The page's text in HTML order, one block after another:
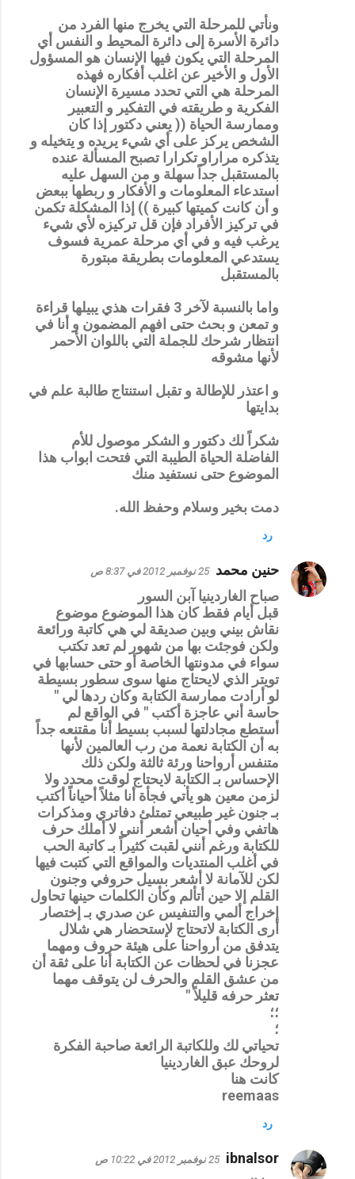
ونأتي للمرحلة التي يخرج منها الفرد من
دائرة الأسرة إلى دائرة المحيط و النفس أي
المرحلة التي يكون فيها الإنسان هو المسؤول
الأول و الأخير عن اغلب أفكاره فهذه
المرحلة هي التي تحدد مسيرة الإنسان
الفكرية و طريقته في التفكير و التعبير
وممارسة الحياة (( يعني دكتور إذا كان
الشخص يركز على أي شيء يريده و يتخيله و
يتذكره مراراو تكرارا تصبح المسألة عنده
بالمستقبل جداً سهلة و من السهل عليه
استدعاء المعلومات و الأفكار و ربطها ببعض
و أن كانت كميتها كبيرة )) إذا المشكلة تكمن
في تركيز الأفراد فإن قل تركيزه لأي شيء
يرغب فيه و في أي مرحلة عمرية فسوف
يستدعي المعلومات بطريقة مبتورة
بالمستقبل
واما بالنسبة لآخر 3 فقرات هذي يبيلها قراءة
و تمعن و بحث حتى افهم المضمون و أنا في
انتظار شرحك للجملة التي باللوان الأحمر
لأنها مشوقه
و اعتذر للإطالة و تقبل استنتاج طالبة علم في
بدايتها
شكراً لك دكتور و الشكر موصول للأم
الفاضلة الحياة الطيبة التي فتحت ابواب هذا
الموضوع حتى نستفيد منك
دمت بخير وسلام وحفظ الله.
رد
حنين محمد 25 نوفمبر 2012 في 8:37 ص
صباح الغاردينيا آبن السور
قبل أيام فقط كان هذا الموضوع موضوع
نقاش بيني وبين صديقة لي هي كاتبة ورائعة
ولكن فوجئت بها من شهور لم تعد تكتب
سواء في مدونتها الخاصة أو حتى حسابها في
تويتر الذي لايحتاج منها سوى سطور بسيطة
لو أرادت ممارسة الكتابة وكان ردها لي "
حاسة أني عاجزة أكتب " في الواقع لم
أستطع مجادلتها لسبب بسيط أنا مقتنعه جداً
به أن الكتابة نعمة من رب العالمين لأنها
متنفس أرواحنا ورئة ثالثة ولكن ذلك
الإحساس بـ الكتابة لايحتاج لوقت محدد ولا
لزمن معين هو يأتي فجأة أنا مثلاً أحياناً أكتب
بـ جنون غير طبيعي تمتلئ دفاتري ومذكرات
هاتفي وفي أحيان أشعر أنني لا أملك حرف
للكتابة ورغم أنني لقبت كثيراً بـ كاتبة الحب
في أغلب المنتديات والمواقع التي كتبت فيها
لكن للآمانة لا أشعر بسيل حروفي وجنون
القلم إلا حين أتألم وكأن الكلمات حينها تحاول
إخراج ألمي والتنفيس عن صدري بـ إختصار
أرى الكتابة لاتحتاج لإستحضار هي شلال
يتدفق من أرواحنا على هيئة حروف ومهما
عجزنا في لحظات عن الكتابة أنا على ثقة أن
من عشق القلم والحرف لن يتوقف مهما
تعثر حرفه قليلاً "
؛؛
؛
تحياتي لك وللكاتبة الرائعة صاحبة الفكرة
لروحك عبق الغاردينيا
كانت هنا
reemaas
رد
ibnalsor 25 نوفمبر 2012 في 10:22 ص